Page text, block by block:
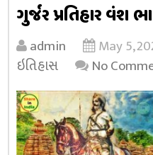
ગુર્જર પ્રતિહાર વંશ
admin May 5,
ઇતિહાસ
No